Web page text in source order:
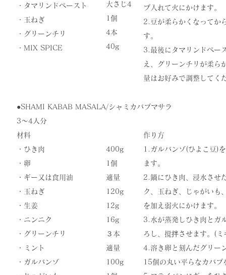
・タマリンドペースト
・ 玉ねぎ
・グリーンチリ
​・MIX SPICE
大さじ4
1個
4本
​40g
プ入れて火にかけます。
2.豆が柔らかくなってか
す。
​3.最後にタマリンドペー
え、グリーンチリが柔ら
量はお好みで調整してく
●SHAMI KABAB MASALA/シャミカバブマサラ
3〜4人分
材料
・ひき肉
・卵
・ギー又は食用油
・玉ねぎ
・生姜
・ニンニク
・グリーンチリ
・ミント
・ガルバンゾ
400g
1個
適量
120g
12g
16g
３本
適量
100g
作り方
1.ガルバンゾ(ひよこ豆)
ます。
2.鍋にひき肉、浸水させ
ク、玉ねぎ、じゃがい
を加え弱火にかけます。
3.水が蒸発しひき肉とガ
ろし、撹拌させます。(
4.溶き卵と刻んだグリー
15個の丸い平らなカバブ